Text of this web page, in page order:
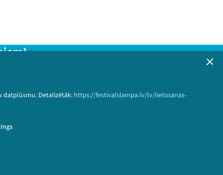
datplūsmu. Detalizētāk: https://festivalslampa.lv/lv/lietosanas-
Pieteikties